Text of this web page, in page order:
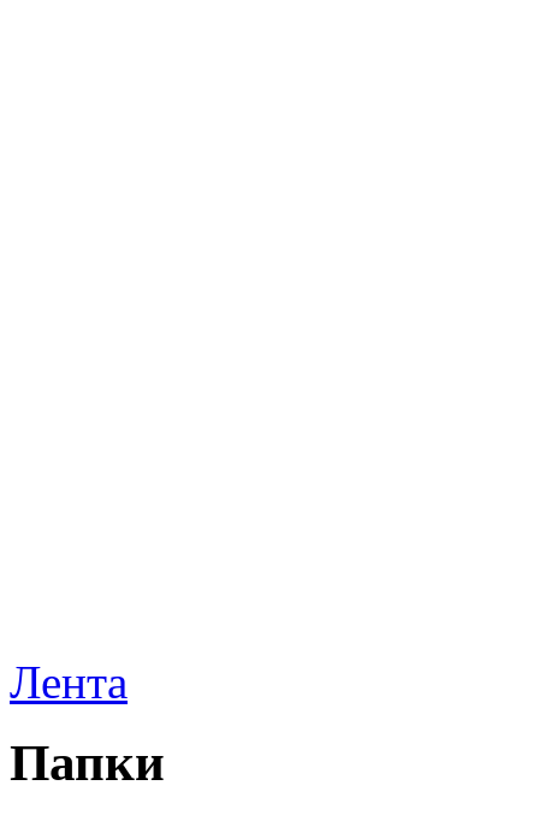
Лента
Папки